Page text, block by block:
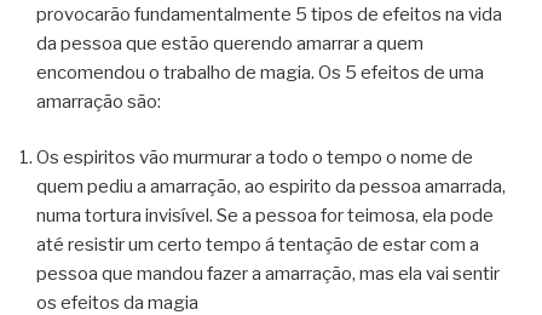
provocarão fundamentalmente 5 tipos de efeitos na vida
da pessoa que estão querendo amarrar a quem
encomendou o trabalho de magia. Os 5 efeitos de uma
amarração são:
Os espiritos vão murmurar a todo o tempo o nome de
quem pediu a amarração, ao espirito da pessoa amarrada,
numa tortura invisível. Se a pessoa for teimosa, ela pode
até resistir um certo tempo á tentação de estar com a
pessoa que mandou fazer a amarração, mas ela vai sentir
os efeitos da magia